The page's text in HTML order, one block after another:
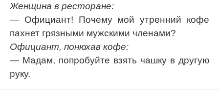
Женщина в ресторане:
— Официант! Почему мой утренний кофе
пахнет грязными мужскими членами?
Официант, понюхав кофе:
— Мадам, попробуйте взять чашку в другую
руку.